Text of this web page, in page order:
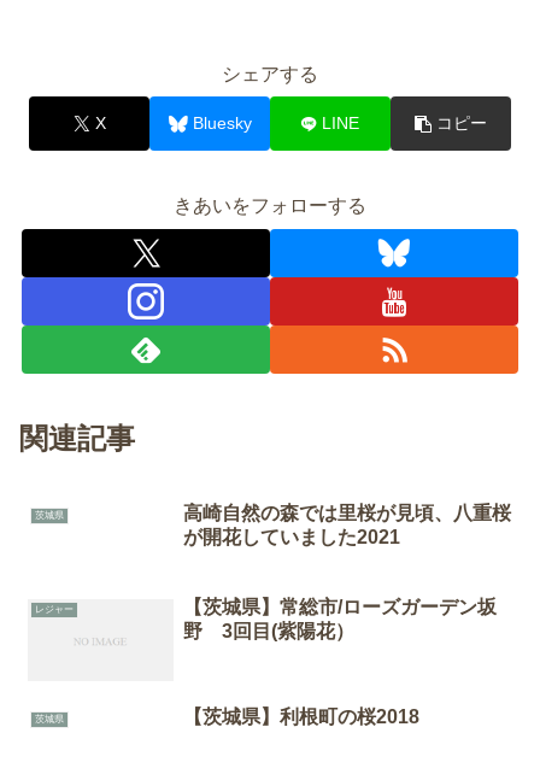
シェアする
X Bluesky LINE コピー
きあいをフォローする
関連記事
茨城県
高崎自然の森では里桜が見頃、八重桜
が開花していました2021
レジャー
【茨城県】常総市/ローズガーデン坂
野 3回目(紫陽花）
茨城県 【茨城県】利根町の桜2018